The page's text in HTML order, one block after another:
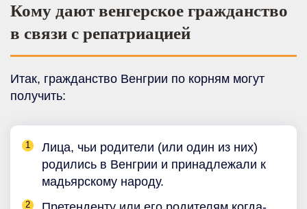
Кому дают венгерское гражданство
в связи с репатриацией
Итак, гражданство Венгрии по корням могут
получить:
Лица, чьи родители (или один из них)
родились в Венгрии и принадлежали к
мадьярскому народу.